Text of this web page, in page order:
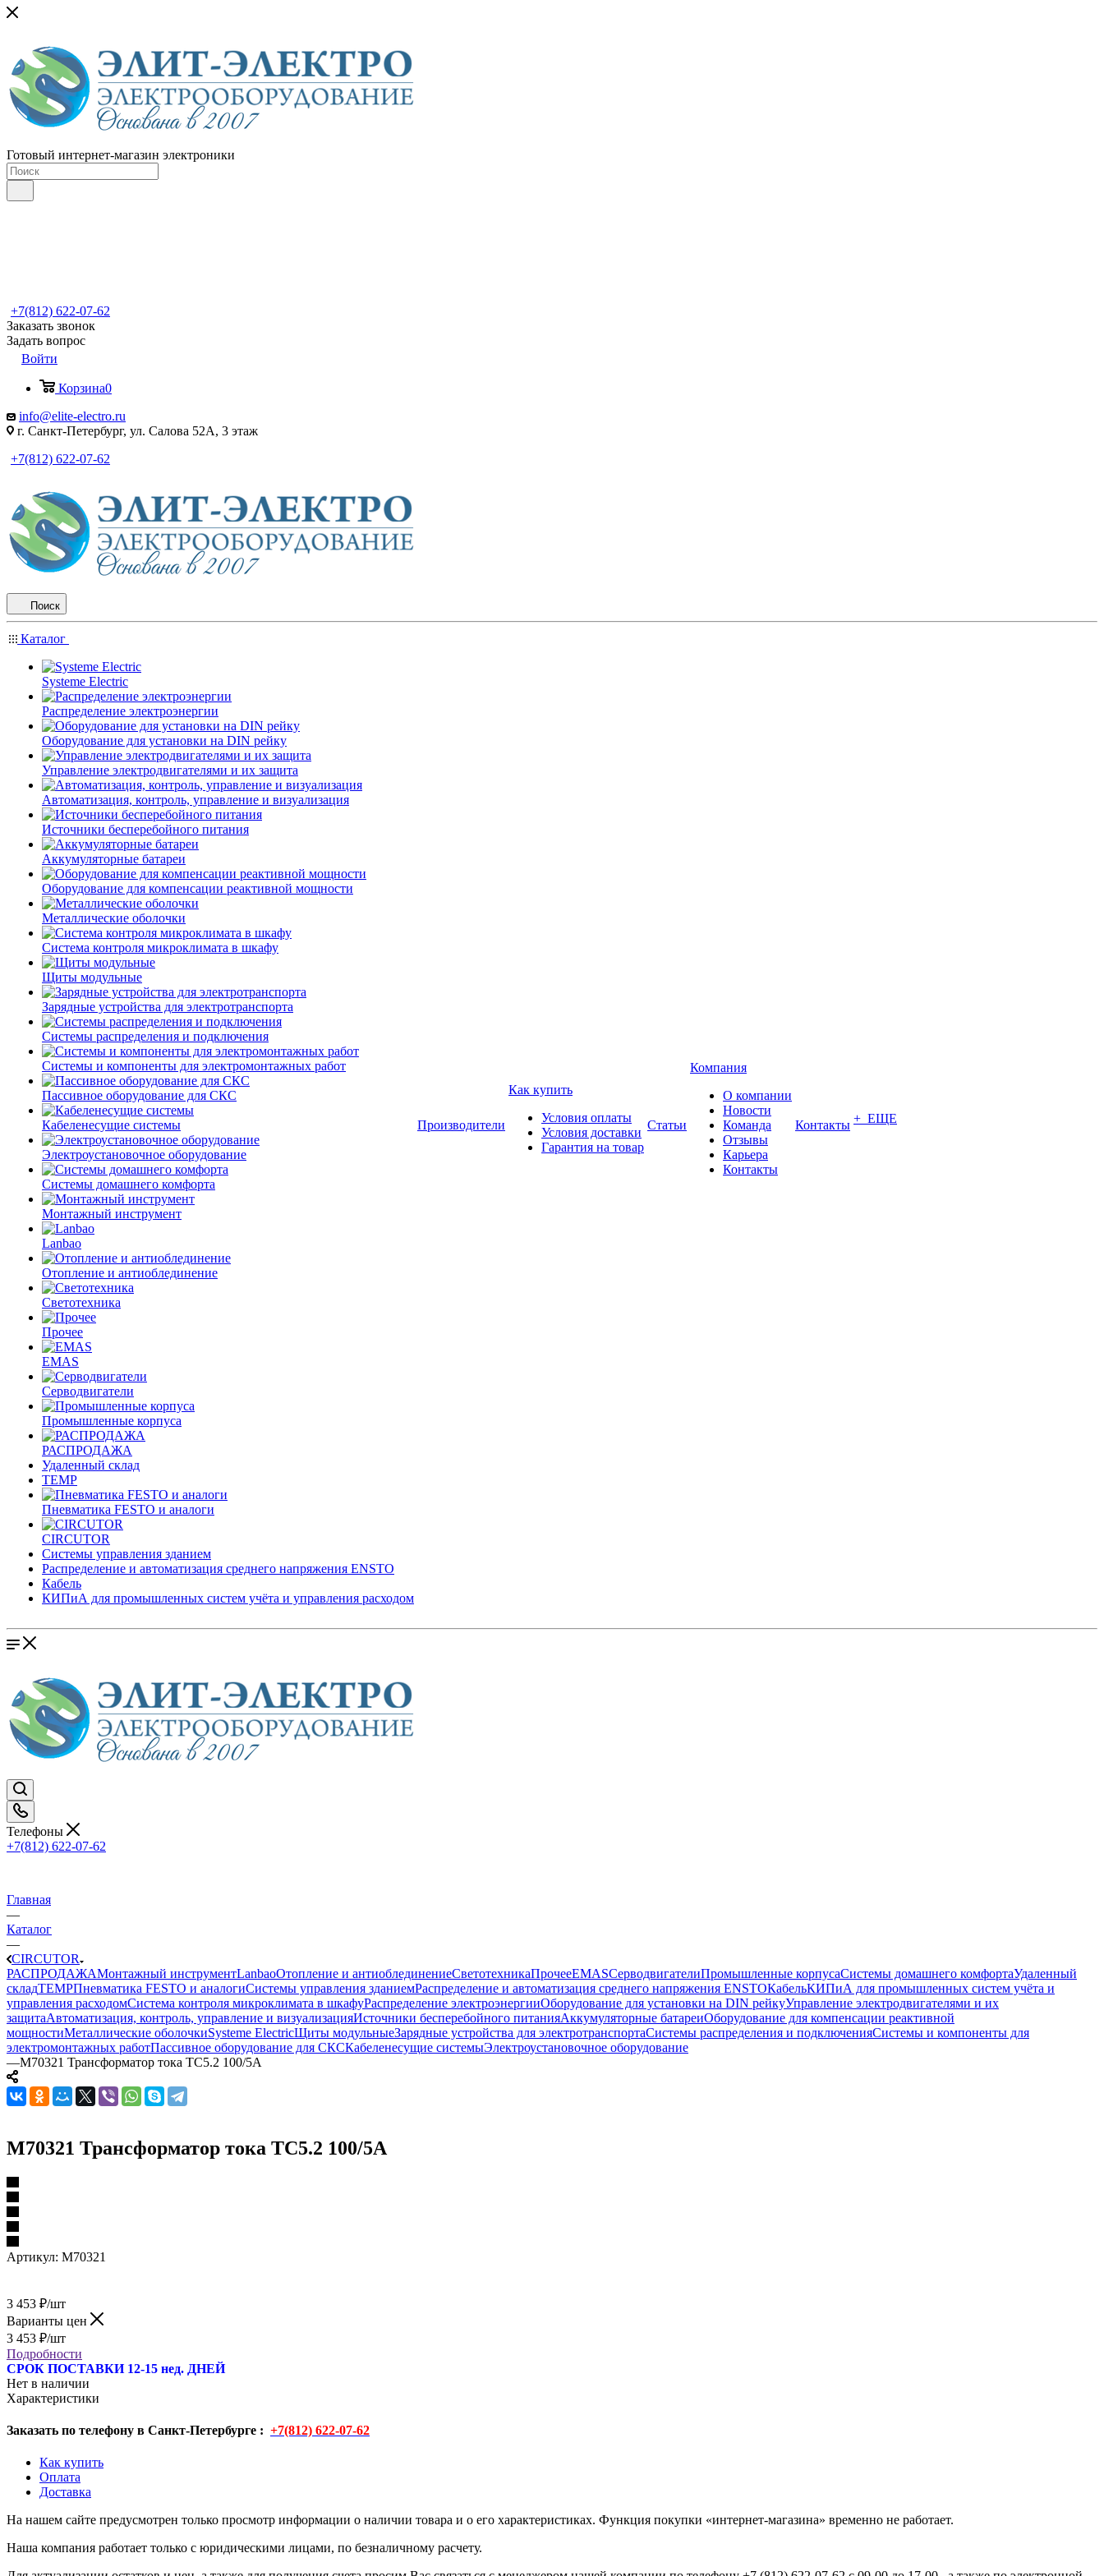
Готовый интернет-магазин электроники
+7(812) 622-07-62
Заказать звонок
Задать вопрос
Войти
Корзина0
info@elite-electro.ru
г. Санкт-Петербург, ул. Салова 52А, 3 этаж
+7(812) 622-07-62
Поиск
Каталог
Systeme Electric
Распределение электроэнергии
Оборудование для установки на DIN рейку
Управление электродвигателями и их защита
Автоматизация, контроль, управление и визуализация
Источники бесперебойного питания
Аккумуляторные батареи
Оборудование для компенсации реактивной мощности
Металлические оболочки
Система контроля микроклимата в шкафу
Щиты модульные
Зарядные устройства для электротранспорта
Системы распределения и подключения
Системы и компоненты для электромонтажных работ
Пассивное оборудование для СКС
Кабеленесущие системы
Электроустановочное оборудование
Системы домашнего комфорта
Монтажный инструмент
Lanbao
Отопление и антиоблединение
Светотехника
Прочее
EMAS
Cерводвигатели
Промышленные корпуса
РАСПРОДАЖА
Удаленный склад
TEMP
Пневматика FESTO и аналоги
CIRCUTOR
Системы управления зданием
Распределение и автоматизация среднего напряжения ENSTO
Кабель
КИПиА для промышленных систем учёта и управления расходом
Производители
Как купить
Условия оплаты
Условия доставки
Гарантия на товар
Статьи
Компания
О компании
Новости
Команда
Отзывы
Карьера
Контакты
Контакты + ЕЩЕ
Телефоны
+7(812) 622-07-62
Главная
—
Каталог
—
CIRCUTOR
РАСПРОДАЖАМонтажный инструментLanbaoОтопление и антиоблединениеСветотехникаПрочееEMASCерводвигателиПромышленные корпусаСистемы домашнего комфортаУдаленный
складTEMPПневматика FESTO и аналогиСистемы управления зданиемРаспределение и автоматизация среднего напряжения ENSTOКабельКИПиА для промышленных систем учёта и
управления расходомСистема контроля микроклимата в шкафуРаспределение электроэнергииОборудование для установки на DIN рейкуУправление электродвигателями и их
защитаАвтоматизация, контроль, управление и визуализацияИсточники бесперебойного питанияАккумуляторные батареиОборудование для компенсации реактивной
мощностиМеталлические оболочкиSysteme ElectricЩиты модульныеЗарядные устройства для электротранспортаСистемы распределения и подключенияСистемы и компоненты для
электромонтажных работПассивное оборудование для СКСКабеленесущие системыЭлектроустановочное оборудование
—M70321 Трансформатор тока TC5.2 100/5A
M70321 Трансформатор тока TC5.2 100/5A
Артикул: M70321
3 453 ₽/шт
Варианты цен
3 453 ₽/шт
Подробности
СРОК ПОСТАВКИ 12-15 нед. ДНЕЙ
Нет в наличии
Характеристики
Заказать по телефону в Санкт-Петербурге : +7(812) 622-07-62
Как купить
Оплата
Доставка
На нашем сайте предусмотрен только просмотр информации о наличии товара и о его характеристиках. Функция покупки «интернет-магазина» временно не работает.
Наша компания работает только с юридическими лицами, по безналичному расчету.